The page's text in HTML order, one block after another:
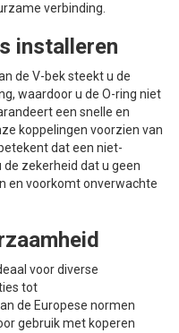
verbinding.
installeren
de V-bek steekt u de
waardoor u de O-ring niet
een snelle en
koppelingen voorzien van
dat een niet-
zekerheid dat u geen
en voorkomt onverwachte
voor diverse
tot
de Europese normen
gebruik met koperen